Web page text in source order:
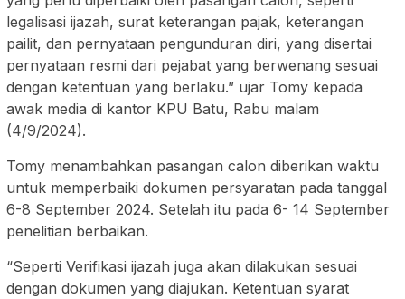
legalisasi ijazah, surat keterangan pajak, keterangan
pailit, dan pernyataan pengunduran diri, yang disertai
pernyataan resmi dari pejabat yang berwenang sesuai
dengan ketentuan yang berlaku.” ujar Tomy kepada
awak media di kantor KPU Batu, Rabu malam
(4/9/2024).
Tomy menambahkan pasangan calon diberikan waktu
untuk memperbaiki dokumen persyaratan pada tanggal
6-8 September 2024. Setelah itu pada 6- 14 September
penelitian berbaikan.
“Seperti Verifikasi ijazah juga akan dilakukan sesuai
dengan dokumen yang diajukan. Ketentuan syarat